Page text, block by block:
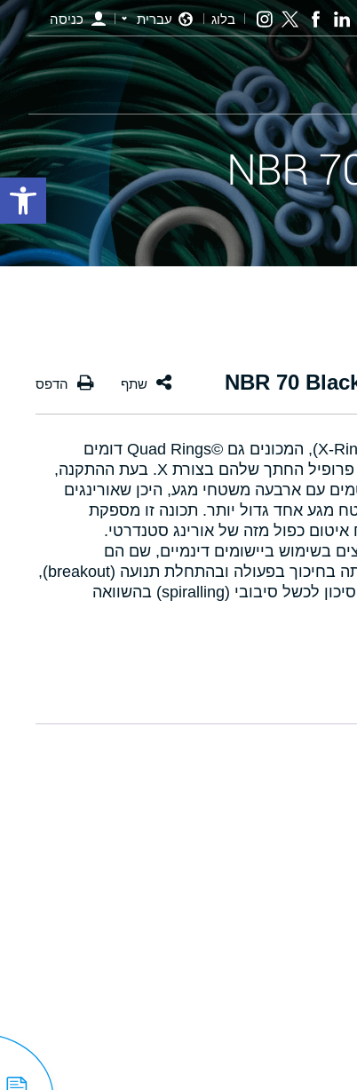
בלוג עברית כניסה
איקסרינגים (X-Rings), המכונים גם Quad Rings©‎ דומים
לאורינגים, אבל פרופיל החתך שלהם בצורת X. בעת ההתקנה,
עם ארבעה משטחי מגע, היכן שאורינגים
מגע אחד גדול יותר. תכונה זו מספקת
כפול מזה של אורינג סטנדרטי.
בשימוש ביישומים דינמיים, שם הם
מאפשרים הפחתה בחיכוך בפעולה ובהתחלת תנועה (breakout),
ומפחיתים את הסיכון לכשל סיבובי (spiralling) בהשוואה
פתח